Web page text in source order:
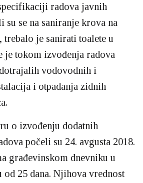
radova javnih
su se na saniranje krova na
trebalo je sanirati toalete u
je tokom izvođenja radova
vodovodnih i
i otpadanja zidnih
o izvođenju dodatnih
počeli su 24. avgusta 2018.
građevinskom dnevniku u
25 dana. Njihova vrednost